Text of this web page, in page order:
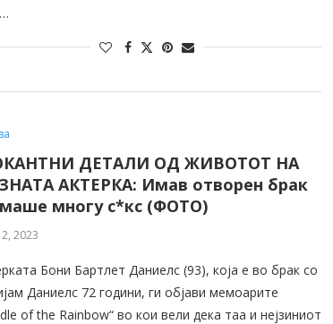
ДЕТАЛИ ОД ЖИВОТОТ НА
АКТЕРКА: Имав отворен брак
многу с*кс (ФОТО)
2023
Бони Бартлет Даниелс (93), која е во брак со
Даниелс 72 години, ги објави мемоарите
of the Rainbow“ во кои вели дека таа и нејзиниот